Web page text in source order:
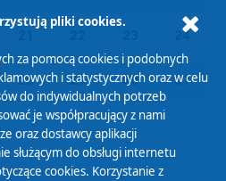
24
28 29 30 31
pliki cookies.
za pomocą cookies i podobnych
i statystycznych oraz w celu
do indywidualnych potrzeb
je współpracujący z nami
oraz dostawcy aplikacji
służącym do obsługi internetu
cookies. Korzystanie z